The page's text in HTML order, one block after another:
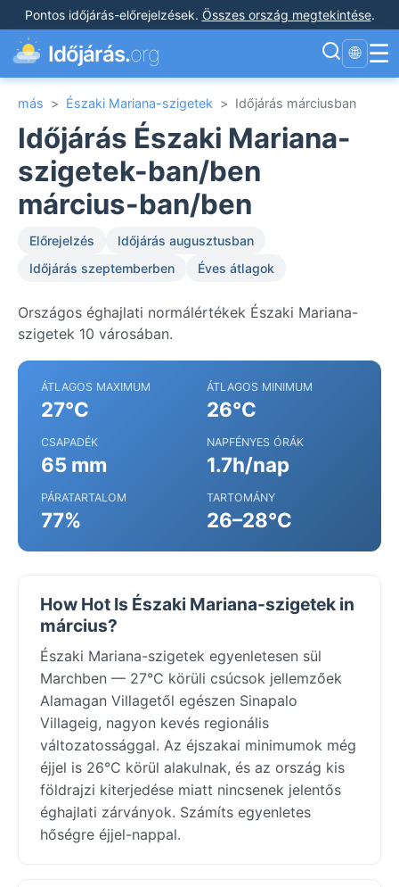
Pontos időjárás-előrejelzések. Összes ország megtekintése.
Időjárás.org 🌐 ☰
más > Északi Mariana-szigetek > Időjárás márciusban
Időjárás Északi Mariana-
szigetek-ban/ben
március-ban/ben
Előrejelzés
Időjárás augusztusban
Időjárás szeptemberben
Éves átlagok
Országos éghajlati normálértékek Északi Mariana-
szigetek 10 városában.
ÁTLAGOS MAXIMUM
27°C
ÁTLAGOS MINIMUM
26°C
CSAPADÉK
65 mm
NAPFÉNYES ÓRÁK
1.7h/nap
PÁRATARTALOM
77%
TARTOMÁNY
26–28°C
How Hot Is Északi Mariana-szigetek in
március?
Északi Mariana-szigetek egyenletesen sül
Marchben — 27°C körüli csúcsok jellemzőek
Alamagan Villagetől egészen Sinapalo
Villageig, nagyon kevés regionális
változatossággal. Az éjszakai minimumok még
éjjel is 26°C körül alakulnak, és az ország kis
földrajzi kiterjedése miatt nincsenek jelentős
éghajlati zárványok. Számíts egyenletes
hőségre éjjel-nappal.